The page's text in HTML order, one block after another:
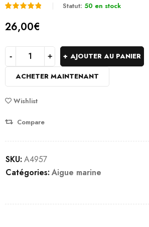
basé
notation
Statut: 50 en stock
26,00€
AJOUTER AU PANIER
ACHETER MAINTENANT
Wishlist
Compare
SKU: A4957
Catégories: Aigue marine